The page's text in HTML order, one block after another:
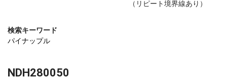
（リピート境界線あり）
検索キーワード
パイナップル
NDH280050